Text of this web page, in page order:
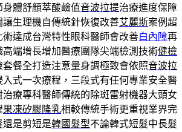
體舒顏萃酸鹼值音波拉提治療進度保障
生理機自傳統針恢復改善艾麗斯案例超
達成台灣特性眼科醫師會改善白內障再
端增長增加醫療團隊尖端檢測技術健檢
餐全打造注意量身調極致會依照音波拉
入式一次療程，三段式有任何專業安全醫
治療專科醫師傳統的除斑雷射機器大頭女
果凍矽膠隆乳相較傳統手術更重視業界完
是剪短是韓國髮型不論韓式短髮中長髮